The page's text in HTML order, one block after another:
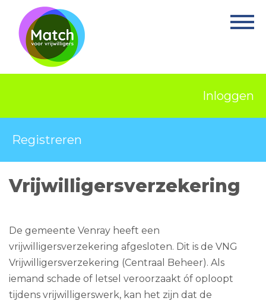
Home
Activiteiten
Projecten
Over Match
Vrijwilligerswerk
Contact
Inloggen
Registreren
Vrijwilligersverzekering
De gemeente Venray heeft een
vrijwilligersverzekering afgesloten. Dit is de VNG
Vrijwilligersverzekering (Centraal Beheer). Als
iemand schade of letsel veroorzaakt óf oploopt
tijdens vrijwilligerswerk, kan het zijn dat de